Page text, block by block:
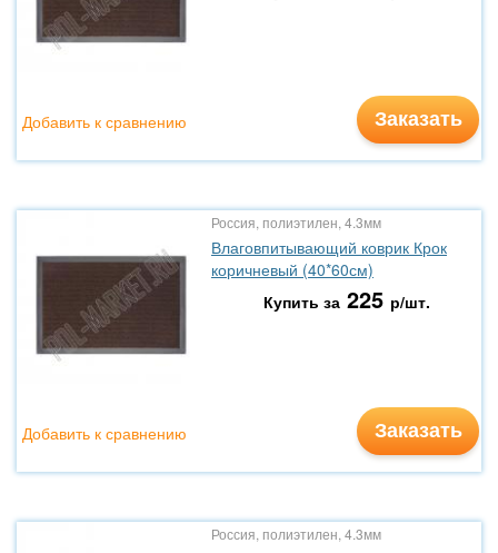
Заказать
Добавить к сравнению
Россия, полиэтилен, 4.3мм
Влаговпитывающий коврик Крок
коричневый (40*60см)
Купить за 225 р/шт.
Заказать
Добавить к сравнению
Россия, полиэтилен, 4.3мм